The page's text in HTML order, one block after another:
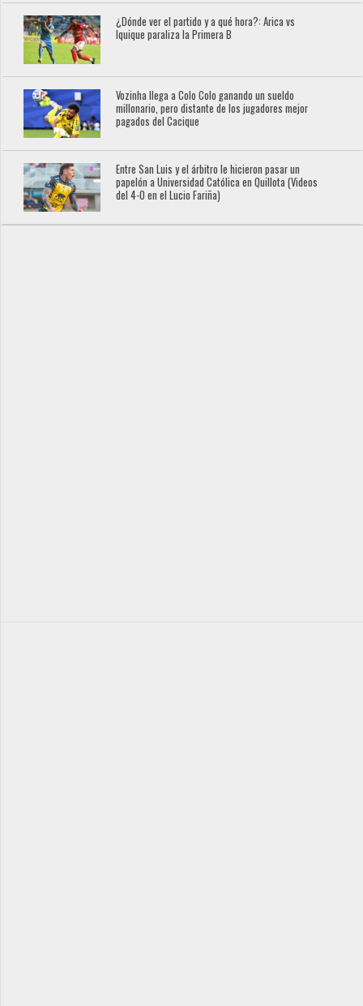
¿Dónde ver el partido y a qué hora?: Arica vs
Iquique paraliza la Primera B
Vozinha llega a Colo Colo ganando un sueldo
millonario, pero distante de los jugadores mejor
pagados del Cacique
Entre San Luis y el árbitro le hicieron pasar un
papelón a Universidad Católica en Quillota (Videos
del 4-0 en el Lucio Fariña)